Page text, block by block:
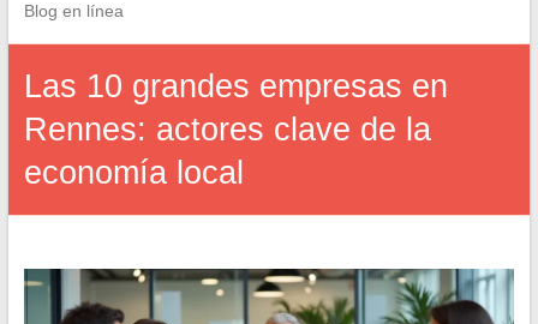
Blog en línea
Las 10 grandes empresas en
Rennes: actores clave de la
economía local